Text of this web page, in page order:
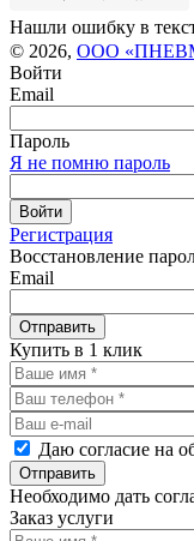
Нашли ошибку в
© 2026, ООО
Войти
Email
Пароль
Я не помню пароль
Войти
Регистрация
Восстановление
Email
Отправить
Купить в 1 клик
Даю согласие на
Отправить
Необходимо дать
Заказ услуги